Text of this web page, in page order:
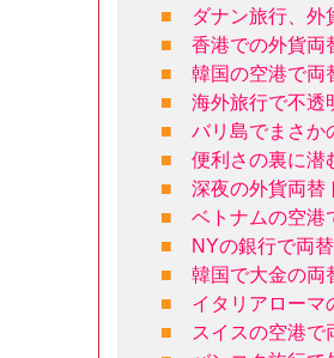
■
ダナン旅行、外
■
香港での外貨両
■
韓国の空港で両
■
海外旅行で不透
■
バリ島でまさか
■
便利さの裏に潜
■
深夜の外貨両替
■
ベトナムの空港
■
NYの銀行で両
■
韓国で大金の両
■
イタリアローマ
■
スイスの空港で